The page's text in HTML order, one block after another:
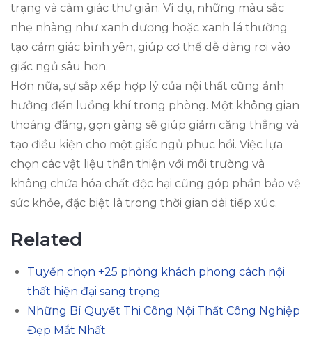
trạng và cảm giác thư giãn. Ví dụ, những màu sắc
nhẹ nhàng như xanh dương hoặc xanh lá thường
tạo cảm giác bình yên, giúp cơ thể dễ dàng rơi vào
giấc ngủ sâu hơn.
Hơn nữa, sự sắp xếp hợp lý của nội thất cũng ảnh
hưởng đến luồng khí trong phòng. Một không gian
thoáng đãng, gọn gàng sẽ giúp giảm căng thẳng và
tạo điều kiện cho một giấc ngủ phục hồi. Việc lựa
chọn các vật liệu thân thiện với môi trường và
không chứa hóa chất độc hại cũng góp phần bảo vệ
sức khỏe, đặc biệt là trong thời gian dài tiếp xúc.
Related
Tuyển chọn +25 phòng khách phong cách nội
thất hiện đại sang trọng
Những Bí Quyết Thi Công Nội Thất Công Nghiệp
Đẹp Mắt Nhất